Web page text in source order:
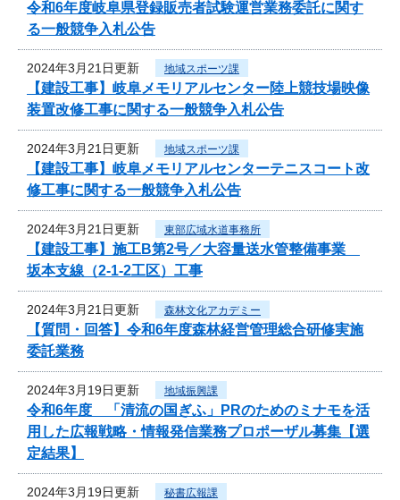
令和6年度岐阜県登録販売者試験運営業務委託に関す
る一般競争入札公告
2024年3月21日更新 地域スポーツ課
【建設工事】岐阜メモリアルセンター陸上競技場映像
装置改修工事に関する一般競争入札公告
2024年3月21日更新 地域スポーツ課
【建設工事】岐阜メモリアルセンターテニスコート改
修工事に関する一般競争入札公告
2024年3月21日更新 東部広域水道事務所
【建設工事】施工B第2号／大容量送水管整備事業
坂本支線（2-1-2工区）工事
2024年3月21日更新 森林文化アカデミー
【質問・回答】令和6年度森林経営管理総合研修実施
委託業務
2024年3月19日更新 地域振興課
令和6年度 「清流の国ぎふ」PRのためのミナモを活
用した広報戦略・情報発信業務プロポーザル募集【選
定結果】
2024年3月19日更新 秘書広報課